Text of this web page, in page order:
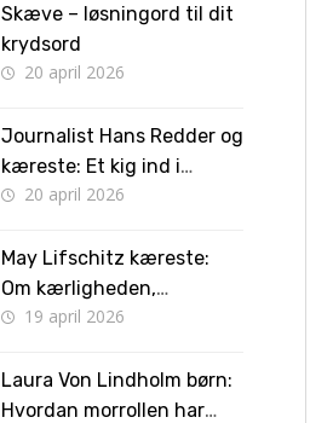
Skæve – løsningord til dit
krydsord
20 april 2026
Journalist Hans Redder og
kæreste: Et kig ind i
privatlivet bag skærmen
20 april 2026
May Lifschitz kæreste:
Om kærligheden,
forlovelsen og vejen til
19 april 2026
Laura Von Lindholm børn:
Hvordan morrollen har